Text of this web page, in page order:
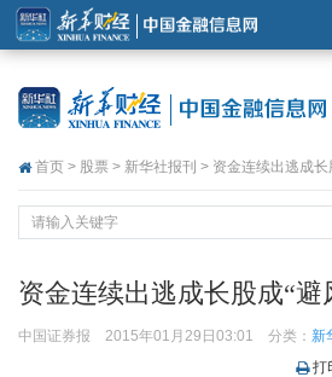
首页 > 股票 > 新华社报刊 > 资金连续出逃成长
资金连续出逃成长股成“避
中国证券报 2015年01月29日03:01 分类： 新
打